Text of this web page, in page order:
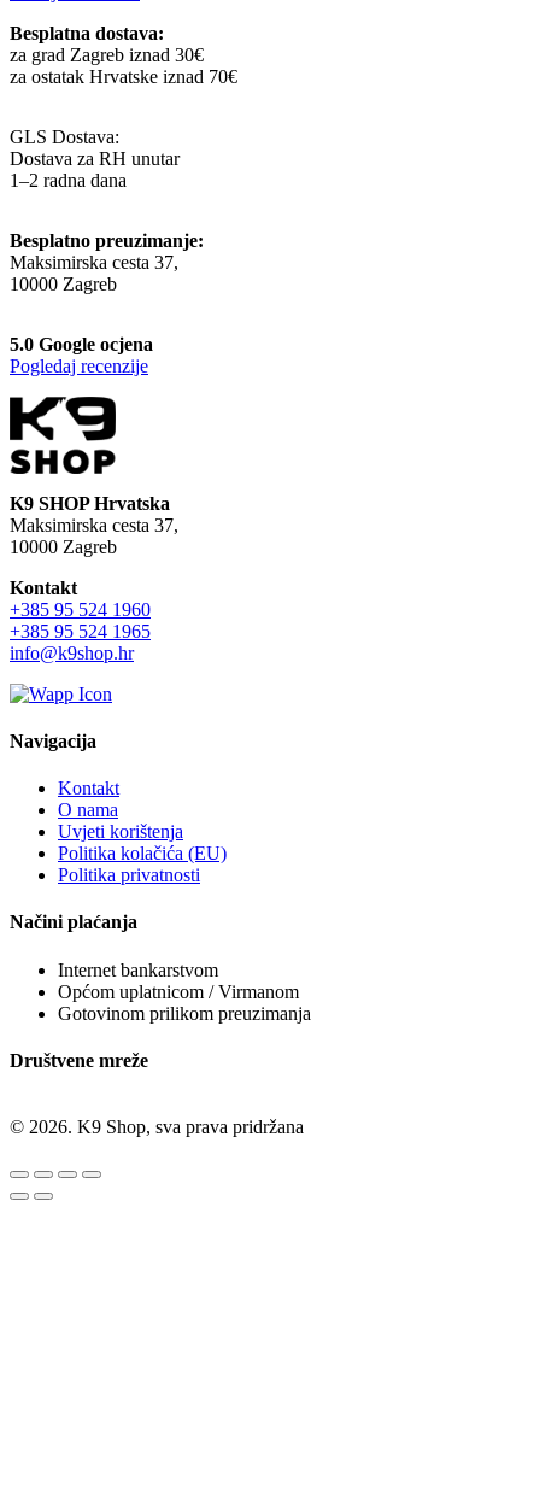
Besplatna dostava:
za grad Zagreb iznad 30€
za ostatak Hrvatske iznad 70€
GLS Dostava:
Dostava za RH unutar
1–2 radna dana
Besplatno preuzimanje:
Maksimirska cesta 37,
10000 Zagreb
5.0 Google ocjena
Pogledaj recenzije
K9 SHOP Hrvatska
Maksimirska cesta 37,
10000 Zagreb
Kontakt
+385 95 524 1960
+385 95 524 1965
info@k9shop.hr
Navigacija
Kontakt
O nama
Uvjeti korištenja
Politika kolačića (EU)
Politika privatnosti
Načini plaćanja
Internet bankarstvom
Općom uplatnicom / Virmanom
Gotovinom prilikom preuzimanja
Društvene mreže
© 2026. K9 Shop, sva prava pridržana